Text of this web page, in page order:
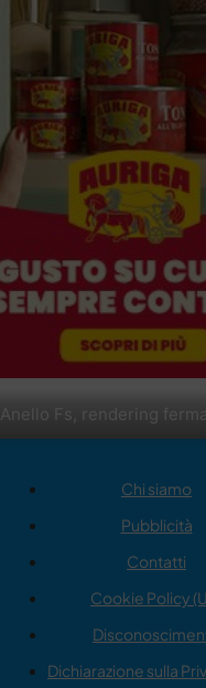
Anello Fs, rendering
Chi siamo
Pubblicità
Contatti
Cookie Policy
Dichiarazione sulla